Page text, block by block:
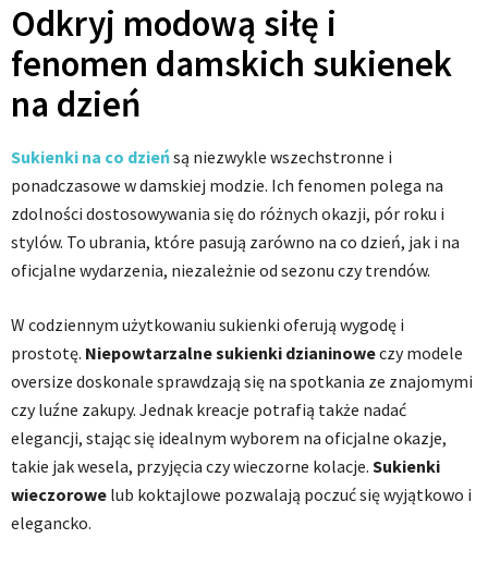
Odkryj modową siłę i
fenomen damskich sukienek
na dzień
Sukienki na co dzieńsą niezwykle wszechstronne i
ponadczasowe w damskiej modzie. Ich fenomen polega na
zdolności dostosowywania się do różnych okazji, pór roku i
stylów. To ubrania, które pasują zarówno na co dzień, jak i na
oficjalne wydarzenia, niezależnie od sezonu czy trendów.
W codziennym użytkowaniu sukienki oferują wygodę i
prostotę. Niepowtarzalne sukienki dzianinoweczy modele
oversize doskonale sprawdzają się na spotkania ze znajomymi
czy luźne zakupy. Jednak kreacje potrafią także nadać
elegancji, stając się idealnym wyborem na oficjalne okazje,
takie jak wesela, przyjęcia czy wieczorne kolacje. Sukienki
wieczorowe lub koktajlowe pozwalają poczuć się wyjątkowo i
elegancko.